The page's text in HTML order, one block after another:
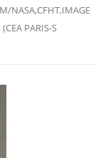
NASA,CFHT,IMAGE
PARIS-S